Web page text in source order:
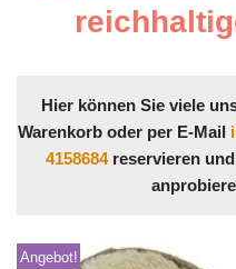
Hier können Sie viele
Warenkorb oder per E-Mail
4158684reservieren
Angebot!